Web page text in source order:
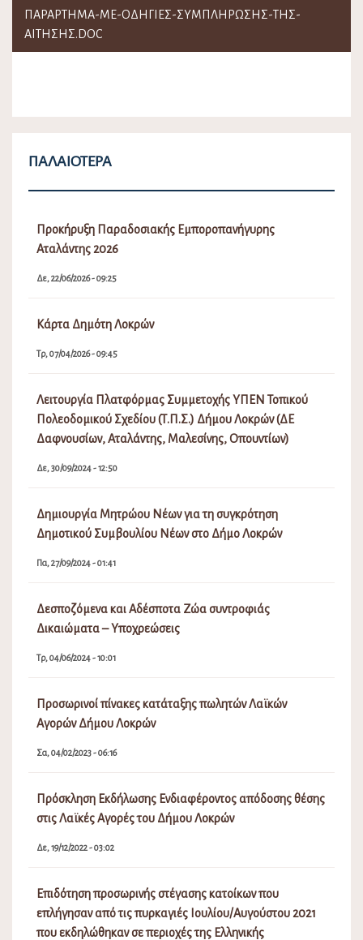
ΠΑΡΆΡΤΗΜΑ-ΜΕ-ΟΔΗΓΊΕΣ-ΣΥΜΠΛΉΡΩΣΗΣ-ΤΗΣ-
ΑΊΤΗΣΗΣ.DOC
ΠΑΛΑΙΌΤΕΡΑ
Προκήρυξη Παραδοσιακής Εμποροπανήγυρης
Αταλάντης 2026
Δε, 22/06/2026 - 09:25
Κάρτα Δημότη Λοκρών
Τρ, 07/04/2026 - 09:45
Λειτουργία Πλατφόρμας Συμμετοχής ΥΠΕΝ Τοπικού
Πολεοδομικού Σχεδίου (Τ.Π.Σ.) Δήμου Λοκρών (ΔΕ
Δαφνουσίων, Αταλάντης, Μαλεσίνης, Οπουντίων)
Δε, 30/09/2024 - 12:50
Δημιουργία Μητρώου Νέων για τη συγκρότηση
Δημοτικού Συμβουλίου Νέων στο Δήμο Λοκρών
Πα, 27/09/2024 - 01:41
Δεσποζόμενα και Αδέσποτα Ζώα συντροφιάς
Δικαιώματα – Υποχρεώσεις
Τρ, 04/06/2024 - 10:01
Προσωρινοί πίνακες κατάταξης πωλητών Λαϊκών
Αγορών Δήμου Λοκρών
Σα, 04/02/2023 - 06:16
Πρόσκληση Εκδήλωσης Ενδιαφέροντος απόδοσης θέσης
στις Λαϊκές Αγορές του Δήμου Λοκρών
Δε, 19/12/2022 - 03:02
Επιδότηση προσωρινής στέγασης κατοίκων που
επλήγησαν από τις πυρκαγιές Ιουλίου/Αυγούστου 2021
που εκδηλώθηκαν σε περιοχές της Ελληνικής